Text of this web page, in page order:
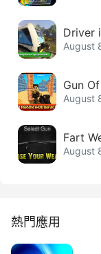
Driver
August
Gun
August
Fart
August
熱門應用